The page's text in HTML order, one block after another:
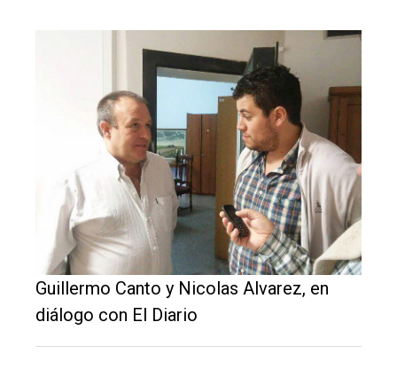
El
único
Guillermo Canto y Nicolas Alvarez, en
diálogo con El Diario